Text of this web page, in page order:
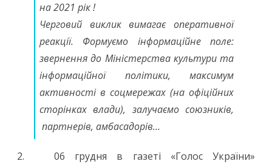
на 2021 рік !
Черговий виклик вимагає оперативної
реакції. Формуємо інформаційне поле:
звернення до Міністерства культури та
інформаційної політики, максимум
активності в соцмережах (на офіційних
сторінках влади), залучаємо союзників,
партнерів, амбасадорів…
2. 06 грудня в газеті «Голос України»